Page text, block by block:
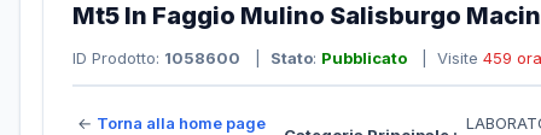
Mt5 In Faggio Mulino Salisburgo
ID Prodotto: 1058600 Stato: Pubblicato | Visite 459 ora
← Torna alla home page